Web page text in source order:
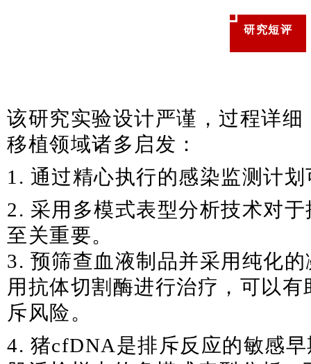
研究短评
该研究实验设计严谨，过程详
移植领域诸多启发：
1. 通过精心执行的感染监测计
2. 采用多模式表型分析技术对
至关重要。
3. 预筛查血液制品并采用纯化
用抗体切割酶进行治疗，可以
斥风险。
4. 猪cfDNA是排斥反应的敏感